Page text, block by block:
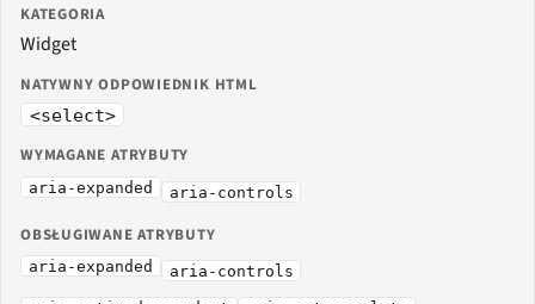
KATEGORIA
Widget
NATYWNY ODPOWIEDNIK HTML
<select>
WYMAGANE ATRYBUTY
aria-expanded aria-controls
OBSŁUGIWANE ATRYBUTY
aria-expanded aria-controls